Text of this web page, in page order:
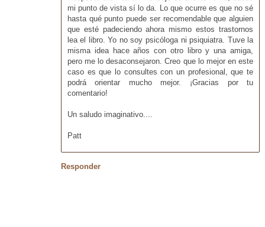
mi punto de vista sí lo da. Lo que ocurre es que no sé
hasta qué punto puede ser recomendable que alguien
que esté padeciendo ahora mismo estos trastornos
lea el libro. Yo no soy psicóloga ni psiquiatra. Tuve la
misma idea hace años con otro libro y una amiga,
pero me lo desaconsejaron. Creo que lo mejor en este
caso es que lo consultes con un profesional, que te
podrá orientar mucho mejor. ¡Gracias por tu
comentario!
Un saludo imaginativo....
Patt
Responder